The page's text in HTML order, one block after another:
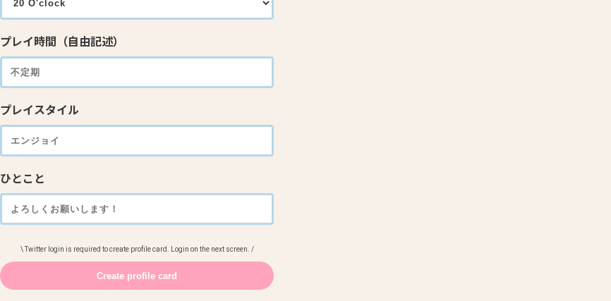
プレイ時間（自由記述）
プレイスタイル
ひとこと
\ Twitter login is required to create profile card. Login on the next screen. /